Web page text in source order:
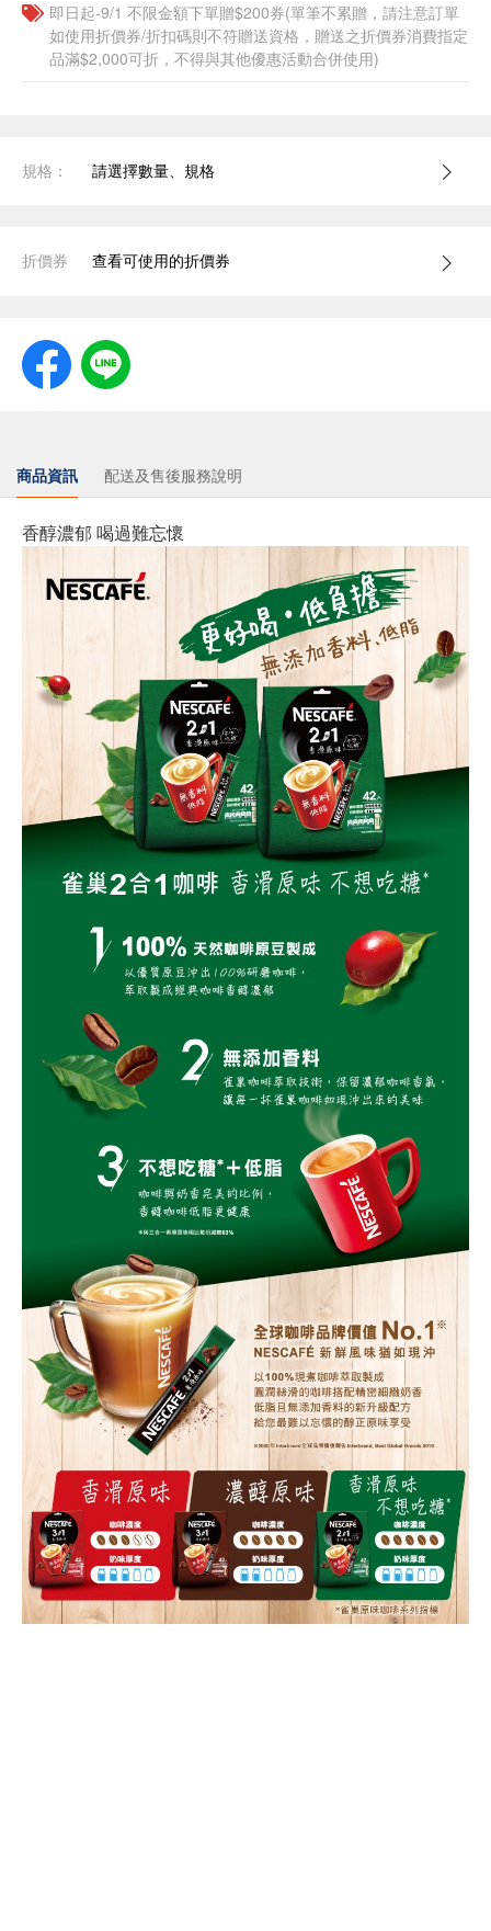
即日起-9/1 不限金額下單贈$200券(單筆不累贈，請注意訂單
如使用折價券/折扣碼則不符贈送資格，贈送之折價券消費指定
品滿$2,000可折，不得與其他優惠活動合併使用)
規格： 請選擇數量、規格
折價券 查看可使用的折價券
商品資訊 配送及售後服務說明
香醇濃郁 喝過難忘懷